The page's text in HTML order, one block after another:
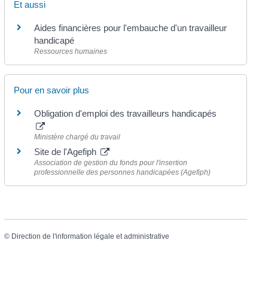
Et aussi
Aides financières pour l'embauche d'un travailleur
handicapé
Ressources humaines
Pour en savoir plus
Obligation d'emploi des travailleurs handicapés
Ministère chargé du travail
Site de l'Agefiph
Association de gestion du fonds pour l'insertion
professionnelle des personnes handicapées (Agefiph)
© Direction de l'information légale et administrative